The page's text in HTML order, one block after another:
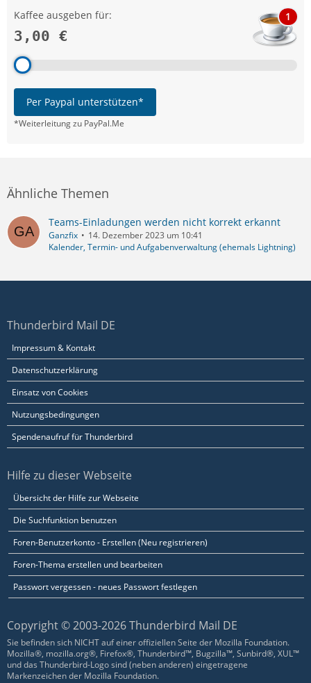
Kaffee ausgeben für:
3,00 €
1
Per Paypal unterstützen*
*Weiterleitung zu PayPal.Me
Ähnliche Themen
Teams-Einladungen werden nicht korrekt erkannt
Ganzfix
14. Dezember 2023 um 10:41
Kalender, Termin- und Aufgabenverwaltung (ehemals Lightning)
Thunderbird Mail DE
Impressum & Kontakt
Datenschutzerklärung
Einsatz von Cookies
Nutzungsbedingungen
Spendenaufruf für Thunderbird
Hilfe zu dieser Webseite
Übersicht der Hilfe zur Webseite
Die Suchfunktion benutzen
Foren-Benutzerkonto - Erstellen (Neu registrieren)
Foren-Thema erstellen und bearbeiten
Passwort vergessen - neues Passwort festlegen
Copyright © 2003-2026 Thunderbird Mail DE
Sie befinden sich NICHT auf einer offiziellen Seite der Mozilla Foundation.
Mozilla®, mozilla.org®, Firefox®, Thunderbird™, Bugzilla™, Sunbird®, XUL™
und das Thunderbird-Logo sind (neben anderen) eingetragene
Markenzeichen der Mozilla Foundation.